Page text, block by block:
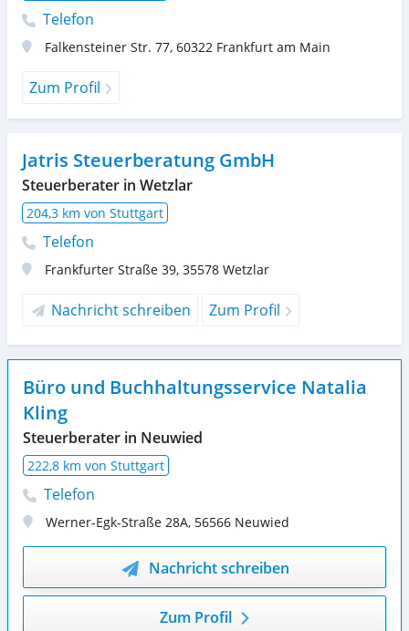
Telefon
Falkensteiner Str. 77, 60322 Frankfurt am Main
Zum Profil
Jatris Steuerberatung GmbH
Steuerberater in Wetzlar
204,3 km von Stuttgart
Telefon
Frankfurter Straße 39, 35578 Wetzlar
Nachricht schreiben Zum Profil
Büro und Buchhaltungsservice Natalia
Kling
Steuerberater in Neuwied
222,8 km von Stuttgart
Telefon
Werner-Egk-Straße 28A, 56566 Neuwied
Nachricht schreiben
Zum Profil